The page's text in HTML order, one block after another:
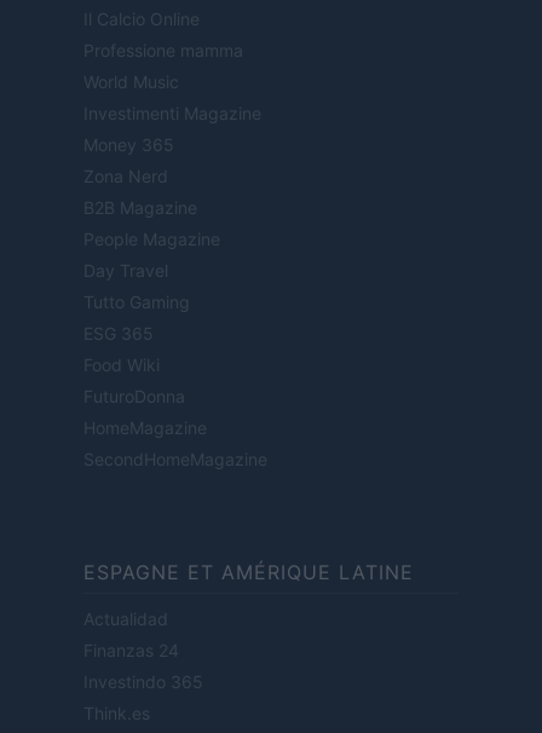
Il Calcio Online
Professione mamma
World Music
Investimenti Magazine
Money 365
Zona Nerd
B2B Magazine
People Magazine
Day Travel
Tutto Gaming
ESG 365
Food Wiki
FuturoDonna
HomeMagazine
SecondHomeMagazine
ESPAGNE ET AMÉRIQUE LATINE
Actualidad
Finanzas 24
Investindo 365
Think.es